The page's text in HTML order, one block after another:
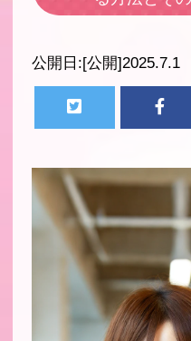
公開日:[公開]2025.7.1